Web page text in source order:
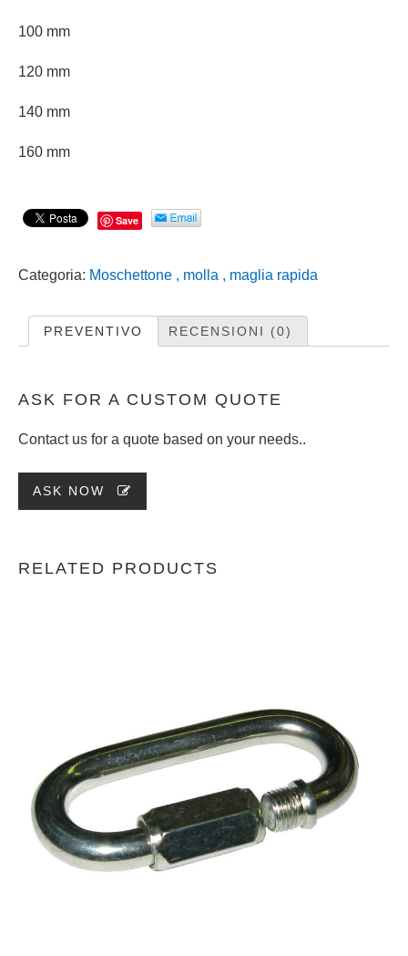
100 mm
120 mm
140 mm
160 mm
Save
Categoria: Moschettone , molla , maglia rapida
PREVENTIVO RECENSIONI (0)
ASK FOR A CUSTOM QUOTE
Contact us for a quote based on your needs..
ASK NOW
RELATED PRODUCTS